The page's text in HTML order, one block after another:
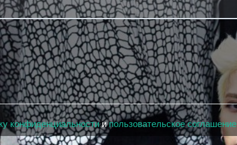
конфиденциальностиипользовательское соглашение